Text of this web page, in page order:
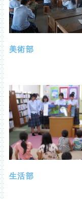
美術部
生活部